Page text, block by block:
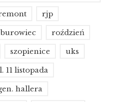
rjp
roździeń
szopienice uks
11 listopada
hallera